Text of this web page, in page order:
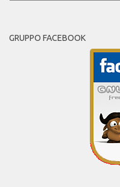
GRUPPO FACEBOOK